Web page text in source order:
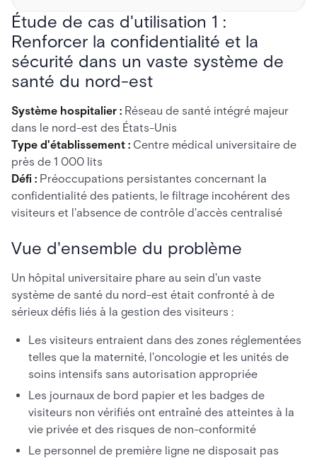
Étude de cas d'utilisation 1 :
Renforcer la confidentialité et la
sécurité dans un vaste système de
santé du nord-est
Système hospitalier : Réseau de santé intégré majeur
dans le nord-est des États-Unis
Type d'établissement : Centre médical universitaire de
près de 1 000 lits
Défi : Préoccupations persistantes concernant la
confidentialité des patients, le filtrage incohérent des
visiteurs et l'absence de contrôle d'accès centralisé
Vue d'ensemble du problème
Un hôpital universitaire phare au sein d'un vaste
système de santé du nord-est était confronté à de
sérieux défis liés à la gestion des visiteurs :
Les visiteurs entraient dans des zones réglementées
telles que la maternité, l'oncologie et les unités de
soins intensifs sans autorisation appropriée
Les journaux de bord papier et les badges de
visiteurs non vérifiés ont entraîné des atteintes à la
vie privée et des risques de non-conformité
Le personnel de première ligne ne disposait pas